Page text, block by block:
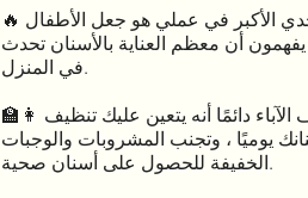
🔥 التحدي الأكبر في عملي هو جعل الأطفال
يفهمون أن معظم العناية بالأسنان تحدث
في المنزل.
👩‍🏫 لا يعرف الآباء دائمًا أنه يتعين عليك تنظيف
يوميًا ، وتجنب المشروبات والوجبات
الخفيفة للحصول على أسنان صحية.